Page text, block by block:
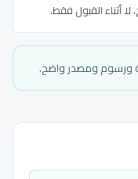
أثناء القبول فقط.
ورسوم ومصدر واضح.